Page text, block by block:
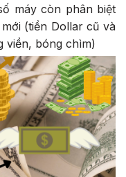
máy còn phân biệt
(tiền Dollar cũ và
viền, bóng chìm)